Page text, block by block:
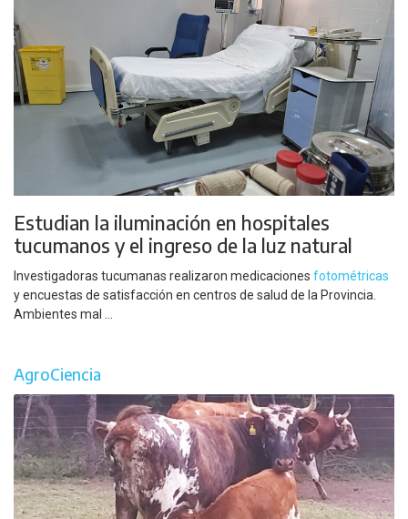
Estudian la iluminación en hospitales
tucumanos y el ingreso de la luz natural
Investigadoras tucumanas realizaron medicaciones fotométricas
y encuestas de satisfacción en centros de salud de la Provincia.
Ambientes mal ...
AgroCiencia